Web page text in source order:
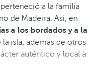
a la familia
de Madeira. Así, en
a los bordados y a la
la isla, además de otros
auténtico y local a